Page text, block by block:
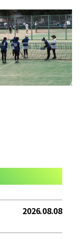
2026.08.08